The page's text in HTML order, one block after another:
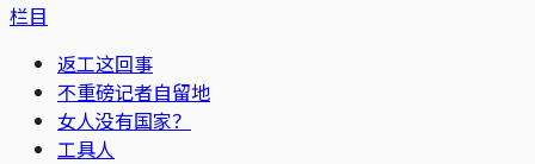
栏目
返工这回事
不重磅记者自留地
女人没有国家？
工具人